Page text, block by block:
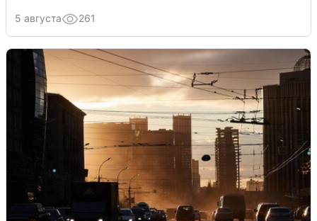
5 августа 261